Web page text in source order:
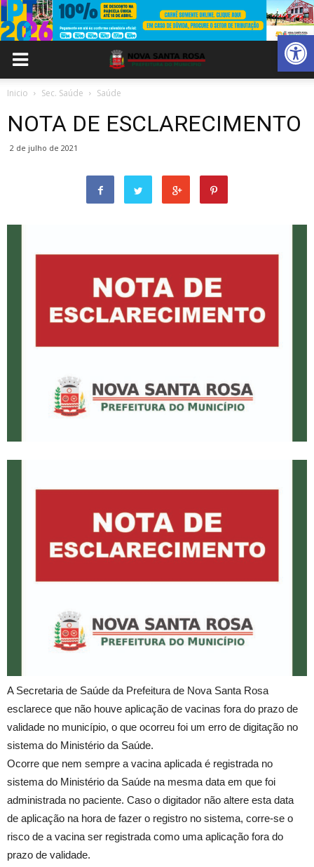
Abrir
Inicio Sec. Saúde Saúde
NOTA DE ESCLARECIMENTO
2 de julho de 2021
A Secretaria de Saúde da Prefeitura de Nova Santa Rosa
esclarece que não houve aplicação de vacinas fora do prazo de
validade no município, o que ocorreu foi um erro de digitação no
sistema do Ministério da Saúde.
Ocorre que nem sempre a vacina aplicada é registrada no
sistema do Ministério da Saúde na mesma data em que foi
administrada no paciente. Caso o digitador não altere esta data
de aplicação na hora de fazer o registro no sistema, corre-se o
risco de a vacina ser registrada como uma aplicação fora do
prazo de validade.